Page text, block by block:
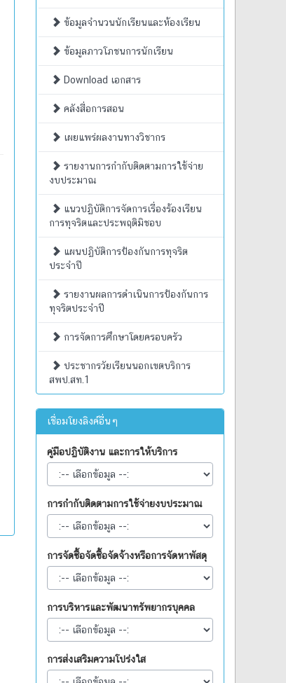
ข้อมูลจำนวนนักเรียนและห้องเรียน
ข้อมูลภาวโภชนการนักเรียน
Download เอกสาร
คลังสื่อการสอน
เผยแพร่ผลงานทางวิชากร
รายงานการกำกับติดตามการใช้จ่าย
งบประมาณ
แนวปฏิบัติการจัดการเรื่องร้องเรียน
การทุจริตและประพฤติมิชอบ
แผนปฏิบัติการป้องกันการทุจริต
ประจำปี
รายงานผลการดำเนินการป้องกันการ
ทุจริตประจำปี
การจัดการศึกษาโดยครอบครัว
ประชากรวัยเรียนนอกเขตบริการ
สพป.สท.1
เชื่อมโยงลิงค์อื่นๆ
คู่มือปฏิบัติงาน และการให้บริการ
การกำกับติดตามการใช้จ่ายงบประมาณ
การจัดซื้อจัดซื้อจัดจ้างหรือการจัดหาพัสดุ
การบริหารและพัฒนาทรัพยากรบุคคล
การส่งเสริมความโปร่งใส